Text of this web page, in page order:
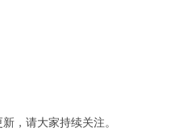
，请大家持续关注。